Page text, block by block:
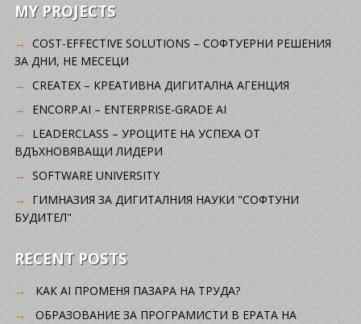
MY PROJECTS
COST-EFFECTIVE SOLUTIONS – СОФТУЕРНИ РЕШЕНИЯ
ЗА ДНИ, НЕ МЕСЕЦИ
CREATEX – КРЕАТИВНА ДИГИТАЛНА АГЕНЦИЯ
ENCORP.AI – ENTERPRISE-GRADE AI
LEADERCLASS – УРОЦИТЕ НА УСПЕХА ОТ
ВДЪХНОВЯВАЩИ ЛИДЕРИ
SOFTWARE UNIVERSITY
ГИМНАЗИЯ ЗА ДИГИТАЛНИЯ НАУКИ "СОФТУНИ
БУДИТЕЛ"
RECENT POSTS
КАК AI ПРОМЕНЯ ПАЗАРА НА ТРУДА?
ОБРАЗОВАНИЕ ЗА ПРОГРАМИСТИ В ЕРАТА НА